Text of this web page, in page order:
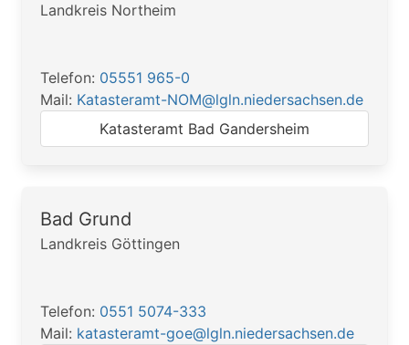
Landkreis Northeim
Telefon: 05551 965-0
Mail: Katasteramt-NOM@lgln.niedersachsen.de
Katasteramt Bad Gandersheim
Bad Grund
Landkreis Göttingen
Telefon: 0551 5074-333
Mail: katasteramt-goe@lgln.niedersachsen.de